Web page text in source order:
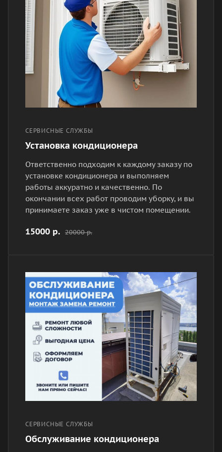
СЕРВИСНЫЕ СЛУЖБЫ
Установка кондиционера
Ответственно подходим к каждому заказу по
установке кондиционера и выполняем
работы аккуратно и качественно. По
окончании всех работ проводим уборку, и вы
принимаете заказ уже в чистом помещении.
15000 р. 20000 р.
СЕРВИСНЫЕ СЛУЖБЫ
Обслуживание кондиционера